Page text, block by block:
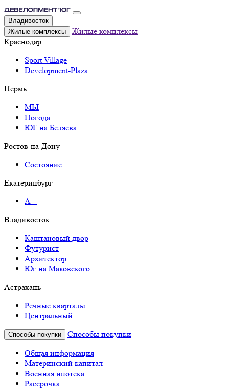
Владивосток
Жилые комплексы
Жилые комплексы
Краснодар
Sport Village
Development-Plaza
Пермь
МЫ
Погода
ЮГ на Беляева
Ростов-на-Дону
Состояние
Екатеринбург
А +
Владивосток
Каштановый двор
Футурист
Архитектор
Юг на Маковского
Астрахань
Речные кварталы
Центральный
Способы покупки
Способы покупки
Общая информация
Материнский капитал
Военная ипотека
Рассрочка